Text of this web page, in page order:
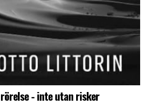
- inte utan risker